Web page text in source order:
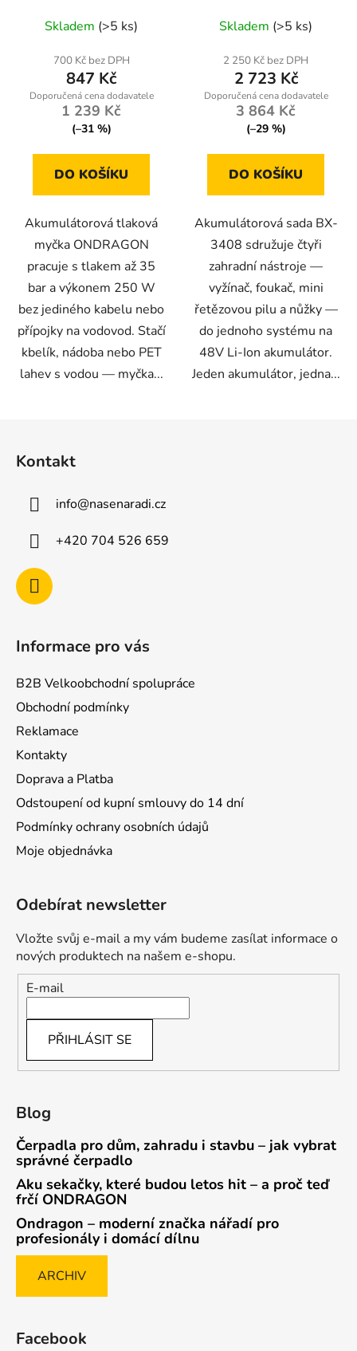
ONDRAGON
hodnocení
produktu
je
3,6
z
hvězdiček.
Skladem (>5 ks)
700 Kč bez DPH
847 Kč
1 239 Kč
(–31 %)
DO KOŠÍKU
Akumulátorová tlaková
myčka ONDRAGON
pracuje s tlakem až 35
bar a výkonem 250 W
bez jediného kabelu nebo
přípojky na vodovod. Stačí
kbelík, nádoba nebo PET
lahev s vodou — myčka...
vyžínač, foukač, mini
pila, nůžky, 48 V
Skladem (>5 ks)
2 250 Kč bez DPH
2 723 Kč
3 864 Kč
(–29 %)
DO KOŠÍKU
Akumulátorová sada BX-
3408 sdružuje čtyři
zahradní nástroje —
vyžínač, foukač, mini
řetězovou pilu a nůžky —
do jednoho systému na
48V Li-Ion akumulátor.
Jeden akumulátor, jedna...
Kontakt
info@nasenaradi.cz
+420 704 526 659
Informace pro vás
B2B Velkoobchodní spolupráce
Obchodní podmínky
Reklamace
Kontakty
Doprava a Platba
Odstoupení od kupní smlouvy do 14 dní
Podmínky ochrany osobních údajů
Moje objednávka
Odebírat newsletter
Vložte svůj e-mail a my vám budeme zasílat informace o
nových produktech na našem e-shopu.
E-mail
PŘIHLÁSIT SE
Blog
Čerpadla pro dům, zahradu i stavbu – jak vybrat
správné čerpadlo
Aku sekačky, které budou letos hit – a proč teď
frčí ONDRAGON
Ondragon – moderní značka nářadí pro
profesionály i domácí dílnu
ARCHIV
Facebook